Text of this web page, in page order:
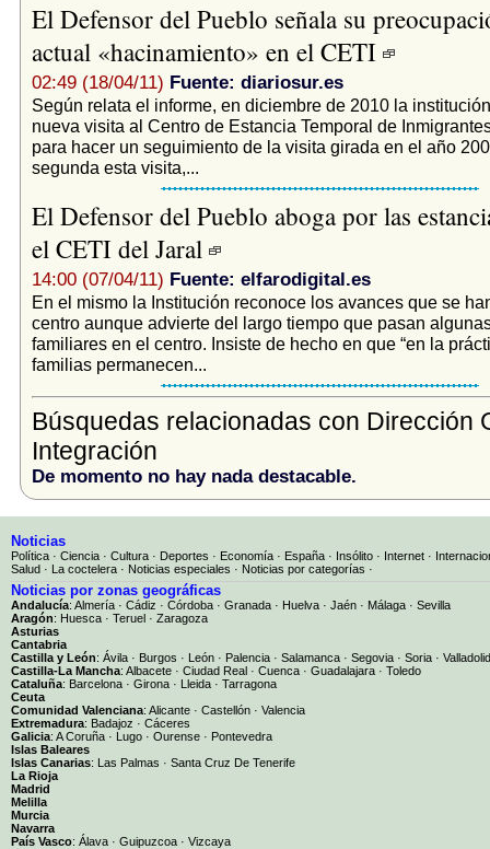
El Defensor del Pueblo señala su
actual «hacinamiento» en el CETI
02:49 (18/04/11) Fuente: diariosur.es
Según relata el informe, en diciembre de 2010 la
nueva visita al Centro de Estancia Temporal de
para hacer un seguimiento de la visita girada en el año
segunda esta visita,...
El Defensor del Pueblo aboga por las
el CETI del Jaral
14:00 (07/04/11) Fuente: elfarodigital.es
En el mismo la Institución reconoce los avances que se
centro aunque advierte del largo tiempo que pasan
familiares en el centro. Insiste de hecho en que “en la
familias permanecen...
Búsquedas relacionadas con Dirección
Integración
De momento no hay nada destacable.
Noticias
Política · Ciencia · Cultura · Deportes · Economía · España · Insólito · Internet ·
Salud · La coctelera · Noticias especiales · Noticias por categorías ·
Noticias por zonas geográficas
Andalucía: Almería · Cádiz · Córdoba · Granada · Huelva · Jaén · Málaga · Sevilla
Aragón: Huesca · Teruel · Zaragoza
Asturias
Cantabria
Castilla y León: Ávila · Burgos · León · Palencia · Salamanca · Segovia · Soria · Valladolid
Castilla-La Mancha: Albacete · Ciudad Real · Cuenca · Guadalajara · Toledo
Cataluña: Barcelona · Girona · Lleida · Tarragona
Ceuta
Comunidad Valenciana: Alicante · Castellón · Valencia
Extremadura: Badajoz · Cáceres
Galicia: A Coruña · Lugo · Ourense · Pontevedra
Islas Baleares
Islas Canarias: Las Palmas · Santa Cruz De Tenerife
La Rioja
Madrid
Melilla
Murcia
Navarra
País Vasco: Álava · Guipuzcoa · Vizcaya